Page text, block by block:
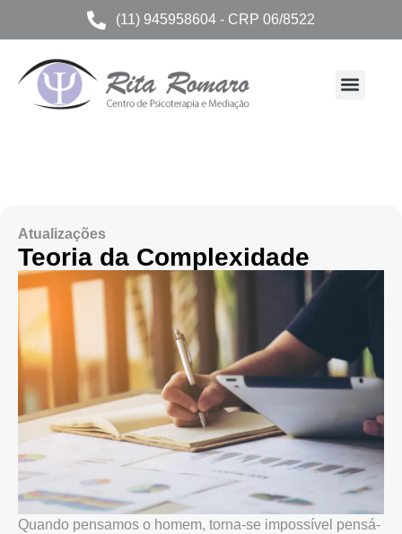
(11) 945958604 - CRP 06/8522
Atualizações
Teoria da Complexidade
Quando pensamos o homem, torna-se impossível pensá-